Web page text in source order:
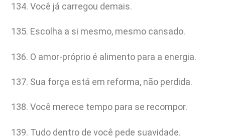
Você já carregou demais.
Escolha a si mesmo, mesmo cansado.
O amor-próprio é alimento para a energia.
Sua força está em reforma, não perdida.
Você merece tempo para se recompor.
Tudo dentro de você pede suavidade.